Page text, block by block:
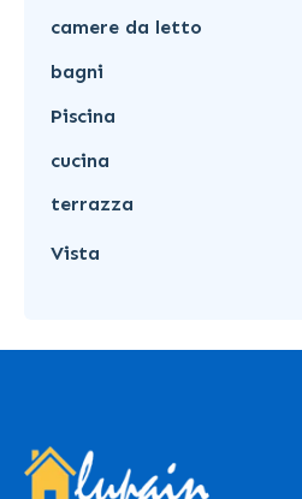
camere da letto
bagni
Piscina
cucina
terrazza
Vista